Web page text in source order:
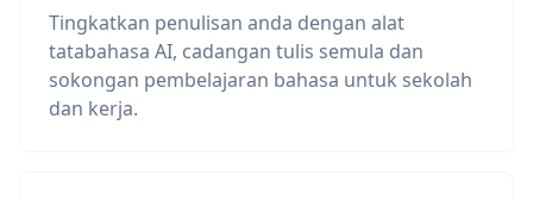
Tingkatkan penulisan anda dengan alat
tatabahasa AI, cadangan tulis semula dan
sokongan pembelajaran bahasa untuk sekolah
dan kerja.